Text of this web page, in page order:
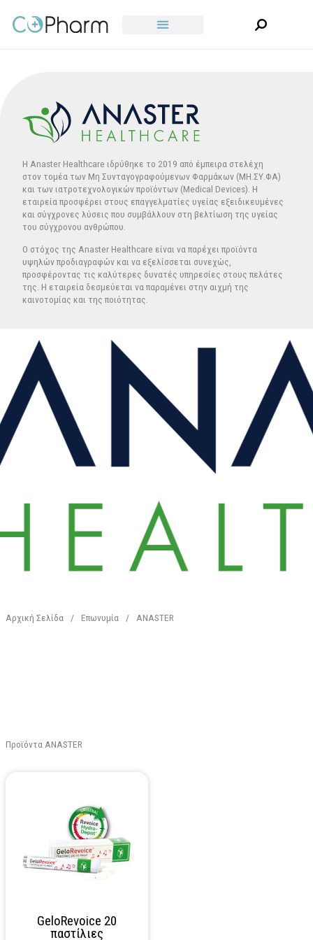
στο
περιεχόμενο
Η Anaster Healthcare ιδρύθηκε το 2019 από έμπειρα στελέχη
στον τομέα των Μη Συνταγογραφούμενων Φαρμάκων (ΜΗ.ΣΥ.ΦΑ)
και των ιατροτεχνολογικών προϊόντων (Medical Devices). Η
εταιρεία προσφέρει στους επαγγελματίες υγείας εξειδικευμένες
και σύγχρονες λύσεις που συμβάλλουν στη βελτίωση της υγείας
του σύγχρονου ανθρώπου.
Ο στόχος της Anaster Healthcare είναι να παρέχει προϊόντα
υψηλών προδιαγραφών και να εξελίσσεται συνεχώς,
προσφέροντας τις καλύτερες δυνατές υπηρεσίες στους πελάτες
της. Η εταιρεία δεσμεύεται να παραμένει στην αιχμή της
καινοτομίας και της ποιότητας.
Αρχική Σελίδα / Επωνυμία / ANASTER
Προϊόντα ANASTER
GeloRevoice 20
παστίλιες